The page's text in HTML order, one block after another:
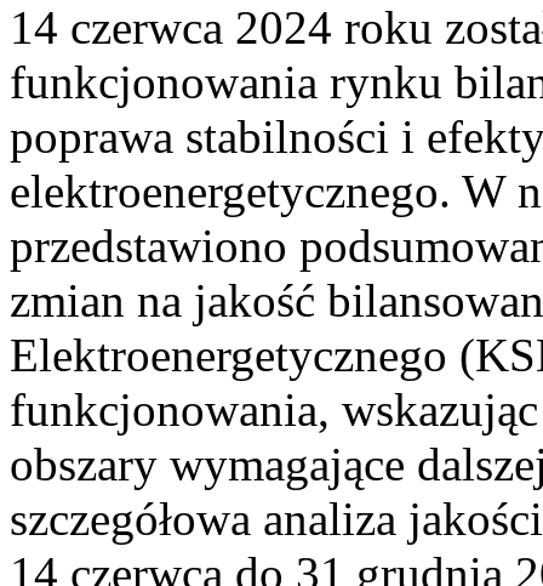
14 czerwca 2024 roku
funkcjonowania rynku
poprawa stabilności i
elektroenergetycznego. W
przedstawiono
zmian na jakość
Elektroenergetycznego
funkcjonowania,
obszary wymagające
szczegółowa analiza
14 czerwca do 31 grudnia